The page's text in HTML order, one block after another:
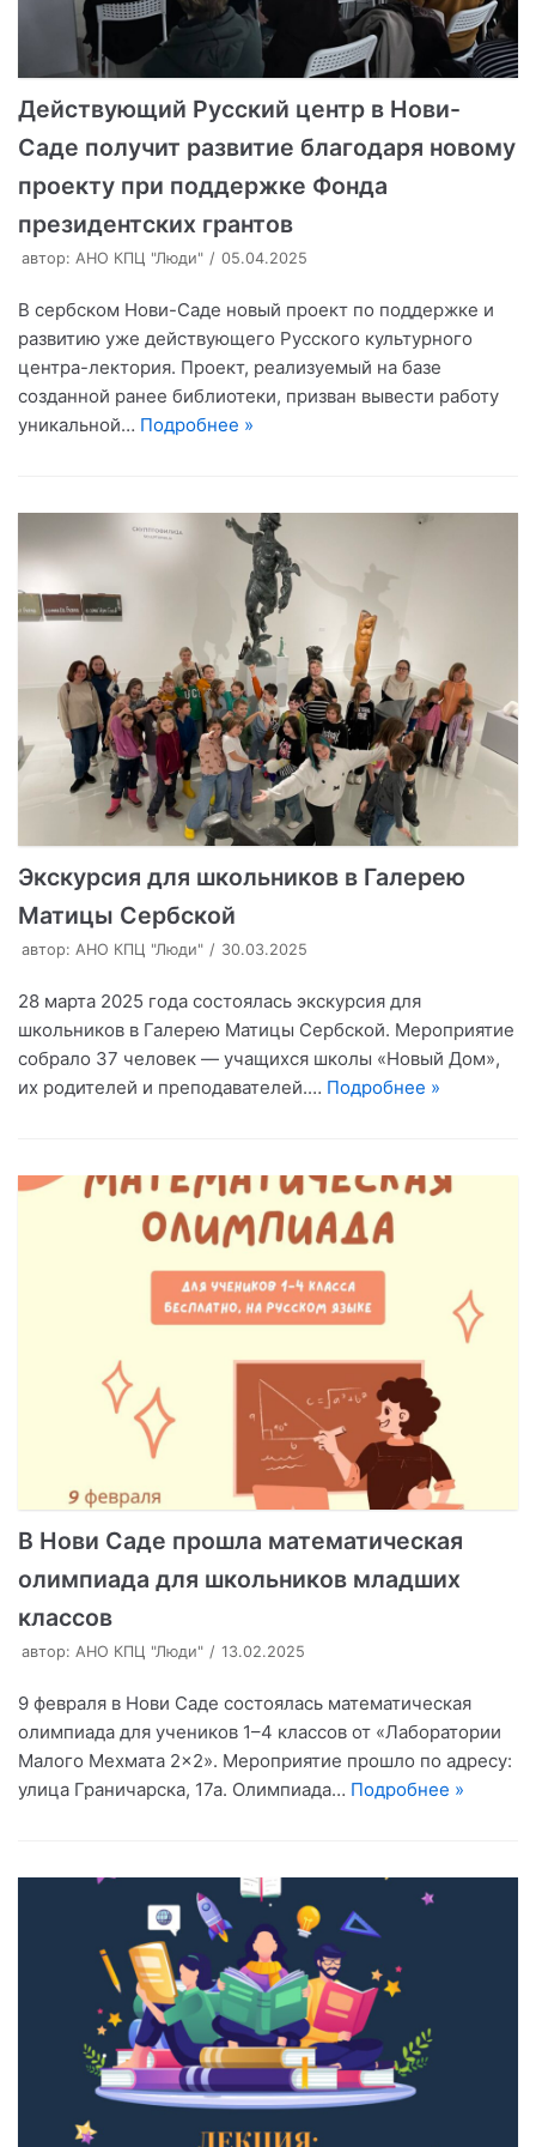
Действующий Русский центр в Нови-
Саде получит развитие благодаря новому
проекту при поддержке Фонда
президентских грантов
автор: АНО КПЦ "Люди" 05.04.2025
В сербском Нови-Саде новый проект по поддержке и
развитию уже действующего Русского культурного
центра-лектория. Проект, реализуемый на базе
созданной ранее библиотеки, призван вывести работу
уникальной… Подробнее »
Экскурсия для школьников в Галерею
Матицы Сербской
автор: АНО КПЦ "Люди" 30.03.2025
28 марта 2025 года состоялась экскурсия для
школьников в Галерею Матицы Сербской. Мероприятие
собрало 37 человек — учащихся школы «Новый Дом»,
их родителей и преподавателей.… Подробнее »
В Нови Саде прошла математическая
олимпиада для школьников младших
классов
автор: АНО КПЦ "Люди" 13.02.2025
9 февраля в Нови Саде состоялась математическая
олимпиада для учеников 1–4 классов от «Лаборатории
Малого Мехмата 2×2». Мероприятие прошло по адресу:
улица Граничарска, 17а. Олимпиада… Подробнее »